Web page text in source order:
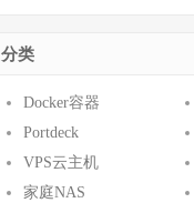
分类
Docker容器
Portdeck
VPS云主机
家庭NAS